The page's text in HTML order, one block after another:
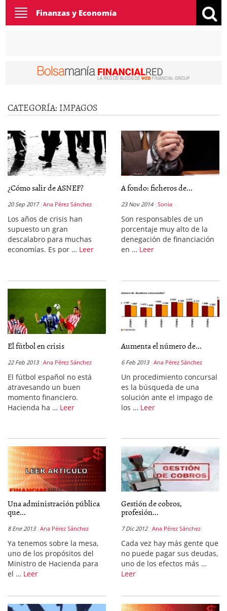
Toggle
navigation
Finanzas y Economía
CATEGORÍA: IMPAGOS
¿Cómo salir de ASNEF?
20 Sep 2017 Ana Pérez Sánchez
Los años de crisis han
supuesto un gran
descalabro para muchas
economías. Es por … Leer
A fondo: ficheros de...
23 Nov 2014 Sonia
Son responsables de un
porcentaje muy alto de la
denegación de financiación
en … Leer
El fútbol en crisis
22 Feb 2013 Ana Pérez Sánchez
El fútbol español no está
atravesando un buen
momento financiero.
Hacienda ha … Leer
Aumenta el número de...
6 Feb 2013 Ana Pérez Sánchez
Un procedimiento concursal
es la búsqueda de una
solución ante el impago de
los … Leer
Una administración pública
que...
8 Ene 2013 Ana Pérez Sánchez
Ya tenemos sobre la mesa,
uno de los propósitos del
Ministro de Hacienda para
el … Leer
Gestión de cobros,
profesión...
7 Dic 2012 Ana Pérez Sánchez
Cada vez hay más gente que
no puede pagar sus deudas,
uno de los efectos más …
Leer